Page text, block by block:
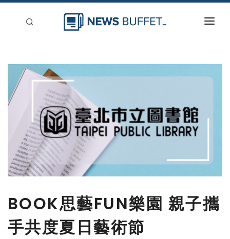
新聞稿分類
刊登
BOOK思藝FUN樂園 親子攜
手共度夏日藝術節